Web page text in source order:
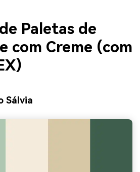
Paletas de
com Creme (com
Sálvia